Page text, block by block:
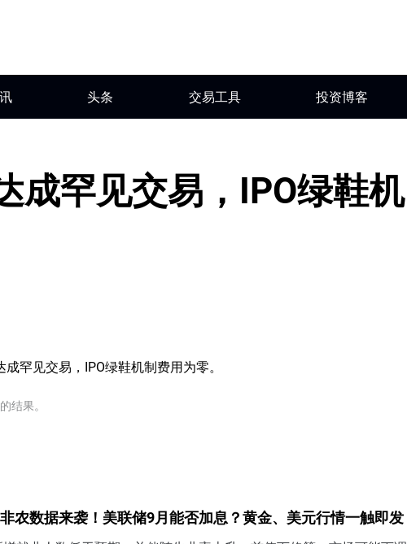
头条 交易工具 投资博客
成罕见交易，IPO绿鞋机
罕见交易，IPO绿鞋机制费用为零。
结果。
农数据来袭！美联储9月能否加息？黄金、美元行情一触即发